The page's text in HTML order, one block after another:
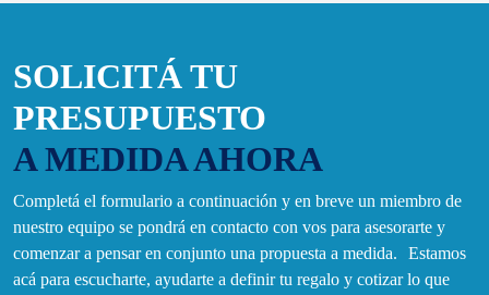
SOLICITÁ TU
PRESUPUESTO
A MEDIDA AHORA
Completá el formulario a continuación y en breve un miembro de
nuestro equipo se pondrá en contacto con vos para asesorarte y
comenzar a pensar en conjunto una propuesta a medida. Estamos
acá para escucharte, ayudarte a definir tu regalo y cotizar lo que